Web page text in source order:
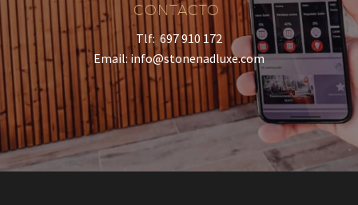
CONTACTO
Tlf: 697 910 172
Email: info@stonenadluxe.com